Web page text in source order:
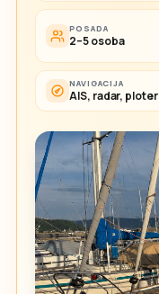
POSADA
2–5 osoba
NAVIGACIJA
AIS, radar, ploter